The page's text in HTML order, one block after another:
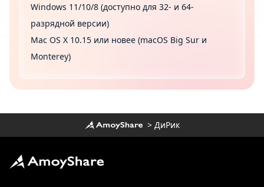
Windows 11/10/8 (доступно для 32- и 64-
разрядной версии)
Mac OS X 10.15 или новее (macOS Big Sur и
Monterey)
> ДиРик